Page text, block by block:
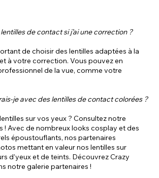
de contact si j’ai une correction ?
de choisir des lentilles adaptées à la
à votre correction. Vous pouvez en
de la vue, comme votre
je avec des lentilles de contact colorées ?
sur vos yeux ? Consultez notre
! Avec de nombreux looks cosplay et des
époustouflants, nos partenaires
mettant en valeur nos lentilles sur
d’yeux et de teints. Découvrez Crazy
notre galerie partenaires !